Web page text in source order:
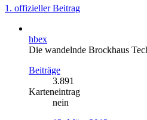
1. offizieller Beitrag
hbex
Die wandelnde Brockhaus
Beiträge
3.891
Karteneintrag
nein